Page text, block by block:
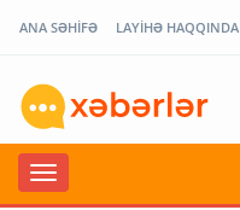
ANA SƏHİFƏ LAYİHƏ HAQQINDA